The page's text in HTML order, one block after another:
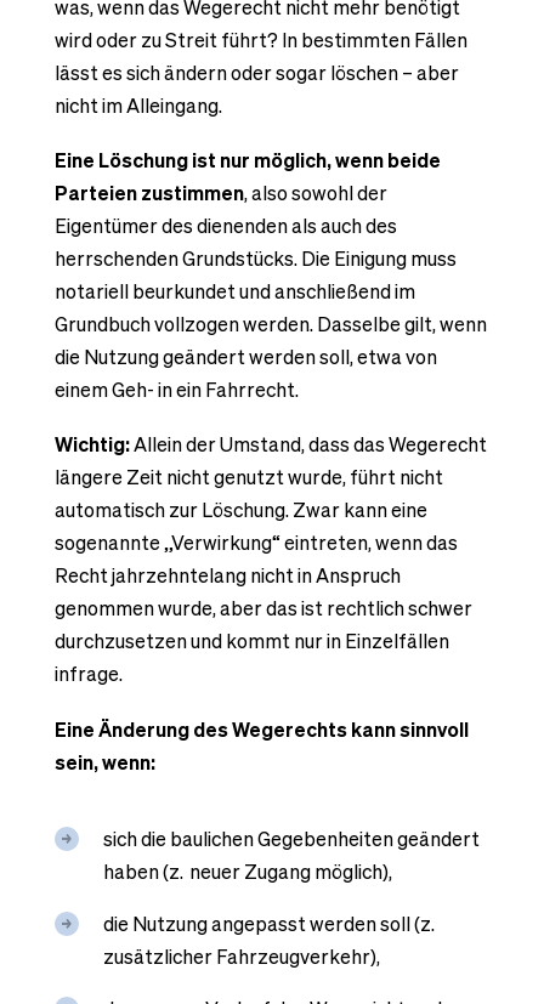
was, wenn das Wegerecht nicht mehr benötigt
wird oder zu Streit führt? In bestimmten Fällen
lässt es sich ändern oder sogar löschen – aber
nicht im Alleingang.
Eine Löschung ist nur möglich, wenn beide
Parteien zustimmen, also sowohl der
Eigentümer des dienenden als auch des
herrschenden Grundstücks. Die Einigung muss
notariell beurkundet und anschließend im
Grundbuch vollzogen werden. Dasselbe gilt, wenn
die Nutzung geändert werden soll, etwa von
einem Geh- in ein Fahrrecht.
Wichtig:Allein der Umstand, dass das Wegerecht
längere Zeit nicht genutzt wurde, führt nicht
automatisch zur Löschung. Zwar kann eine
sogenannte „Verwirkung“ eintreten, wenn das
Recht jahrzehntelang nicht in Anspruch
genommen wurde, aber das ist rechtlich schwer
durchzusetzen und kommt nur in Einzelfällen
infrage.
Eine Änderung des Wegerechts kann sinnvoll
sein, wenn:
sich die baulichen Gegebenheiten geändert
haben (z. neuer Zugang möglich),
die Nutzung angepasst werden soll (z.
zusätzlicher Fahrzeugverkehr),